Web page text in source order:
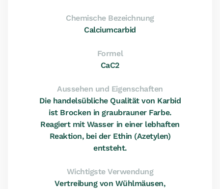
Chemische Bezeichnung
Calciumcarbid
Formel
CaC2
Aussehen und Eigenschaften
Die handelsübliche Qualität von Karbid
ist Brocken in graubrauner Farbe.
Reagiert mit Wasser in einer lebhaften
Reaktion, bei der Ethin (Azetylen)
entsteht.
Wichtigste Verwendung
Vertreibung von Wühlmäusen,